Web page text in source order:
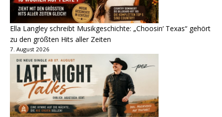
Ella Langley schreibt Musikgeschichte: „Choosin‘ Texas“ gehört
zu den größten Hits aller Zeiten
7. August 2026